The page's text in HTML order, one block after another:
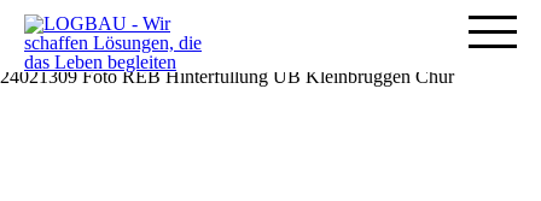
24021309 Foto REB Hinterfüllung ÜB Kleinbruggen Chur